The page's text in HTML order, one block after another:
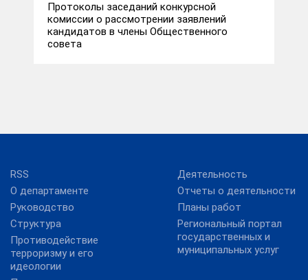
Протоколы заседаний конкурсной
комиссии о рассмотрении заявлений
кандидатов в члены Общественного
совета
RSS
О департаменте
Руководство
Структура
Противодействие
терроризму и его
идеологии
Деятельность
Отчеты о деятельности
Планы работ
Региональный портал
государственных и
муниципальных услуг